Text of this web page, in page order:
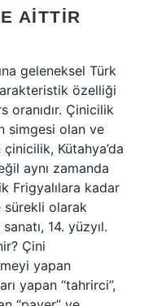
AITTIR
geleneksel Türk
özelliği
oranıdır. Çinicilik
simgesi olan ve
çinicilik, Kütahya’da
aynı zamanda
Frigyalılara kadar
sürekli olarak
14. yüzyıl.
Çini
yapan
yapan “tahrirci”,